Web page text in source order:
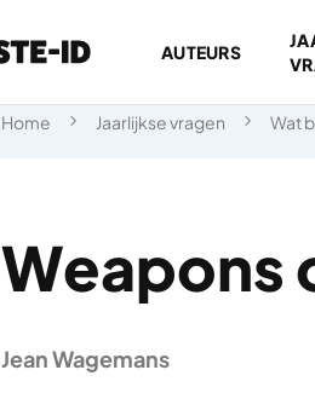
AUTEURS
Home Jaarlijkse vragen Wat
Weapons
Jean Wagemans